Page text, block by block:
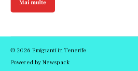
Mai multe
© 2026 Emigranti in Tenerife
Powered by Newspack